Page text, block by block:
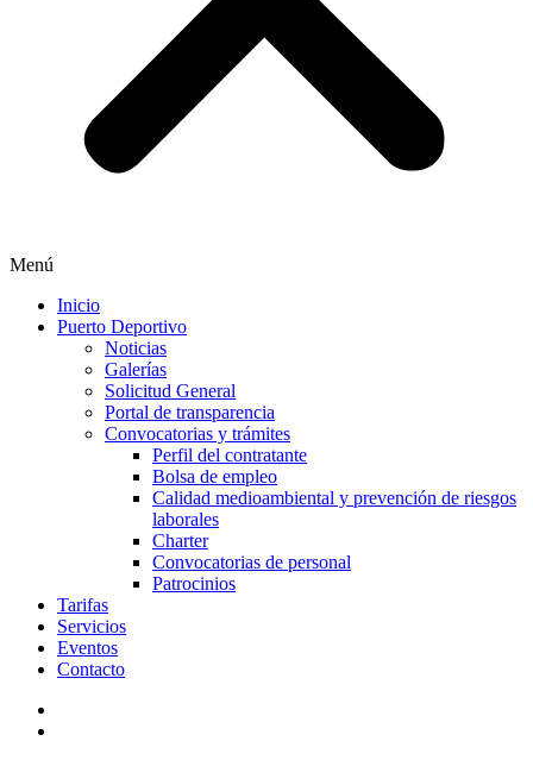
Menú
Inicio
Puerto Deportivo
Noticias
Galerías
Solicitud General
Portal de transparencia
Convocatorias y trámites
Perfil del contratante
Bolsa de empleo
Calidad medioambiental y prevención de riesgos
laborales
Charter
Convocatorias de personal
Patrocinios
Tarifas
Servicios
Eventos
Contacto